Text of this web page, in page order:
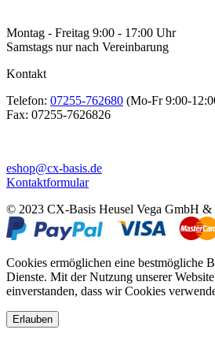
Montag - Freitag 9:00 - 17:00 Uhr
Samstags nur nach Vereinbarung
Kontakt
Telefon: 07255-762680 (Mo-Fr 9:00-
Fax: 07255-7626826
eshop@cx-basis.de
Kontaktformular
© 2023 CX-Basis Heusel Vega GmbH
Cookies ermöglichen eine bestmögliche
Dienste. Mit der Nutzung unserer
einverstanden, dass wir Cookies
Erlauben